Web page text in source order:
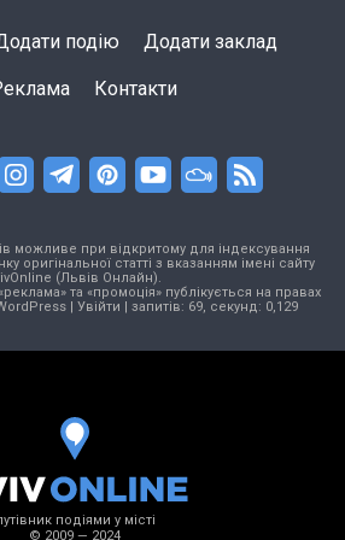
подію Додати заклад
Контакти
можливе при відкритому для індексування
оригінальної статті з вказанням імені сайту
(Львів Онлайн).
та «промоція» публікується на правах
| Увійти | запитів: 69, секунд: 0,129
подіями у місті
© 2009 — 2024